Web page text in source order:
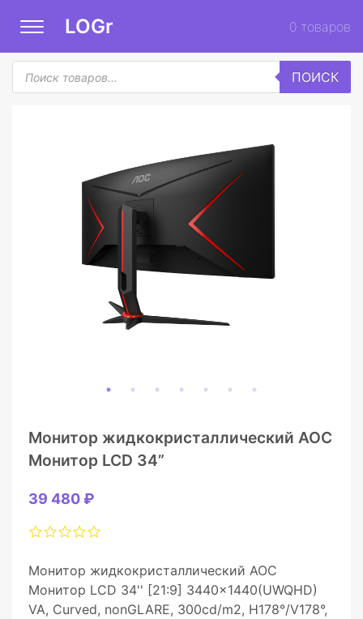
LOGr 0 товаров
Поиск
товаров
ПОИСК
Монитор жидкокристаллический AOC
Монитор LCD 34”
39 480 ₽
Монитор жидкокристаллический AOC
Монитор LCD 34'' [21:9] 3440x1440(UWQHD)
VA, Curved, nonGLARE, 300cd/m2, H178°/V178°,